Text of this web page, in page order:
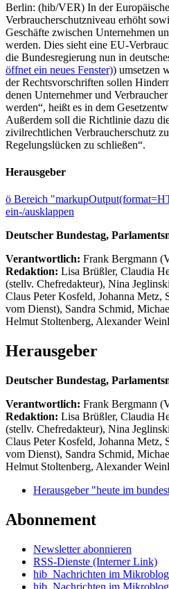
Berlin: (hib/VER) In der
Verbraucherschutzniveau erhöht
Geschäfte zwischen Unternehmen
werden. Dies sieht eine EU-
die Bundesregierung nun in
öffnet ein neues Fenster)) umsetzen
der Rechtsvorschriften sollen
denen Unternehmer und
werden“, heißt es in dem
Außerdem soll die Richtlinie dazu
zivilrechtlichen Verbraucherschutz
Regelungslücken zu schließen“.
Herausgeber
ö Bereich
ein-/ausklappen
Deutscher Bundestag,
Verantwortlich: Frank Bergmann
Redaktion: Lisa Brüßler, Claudia
(stellv. Chefredakteur), Nina
Claus Peter Kosfeld, Johanna Metz,
vom Dienst), Sandra Schmid,
Helmut Stoltenberg, Alexander
Herausgeber
Deutscher Bundestag,
Verantwortlich: Frank Bergmann
Redaktion: Lisa Brüßler, Claudia
(stellv. Chefredakteur), Nina
Claus Peter Kosfeld, Johanna Metz,
vom Dienst), Sandra Schmid,
Helmut Stoltenberg, Alexander
Herausgeber "heute im
Abonnement
Newsletter abonnieren
RSS-Dienste (Interner Link)
hib_Nachrichten im
hib_Nachrichten im